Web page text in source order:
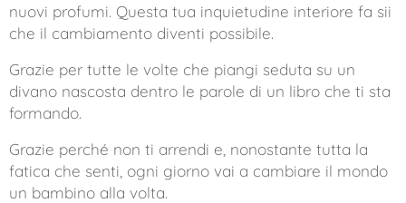
nuovi profumi. Questa tua inquietudine interiore fa sii
che il cambiamento diventi possibile.
Grazie per tutte le volte che piangi seduta su un
divano nascosta dentro le parole di un libro che ti sta
formando.
Grazie perché non ti arrendi e, nonostante tutta la
fatica che senti, ogni giorno vai a cambiare il mondo
un bambino alla volta.